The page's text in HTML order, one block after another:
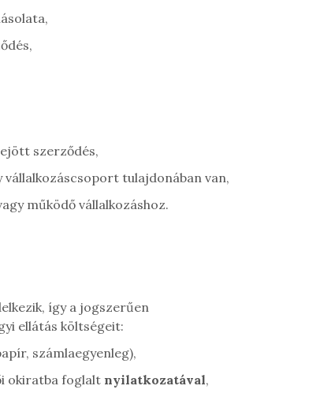
szerződés,
vállalkozáscsoport tulajdonában van,
működő vállalkozáshoz.
így a jogszerűen
ellátás költségeit:
számlaegyenleg),
okiratba foglalt nyilatkozatával,